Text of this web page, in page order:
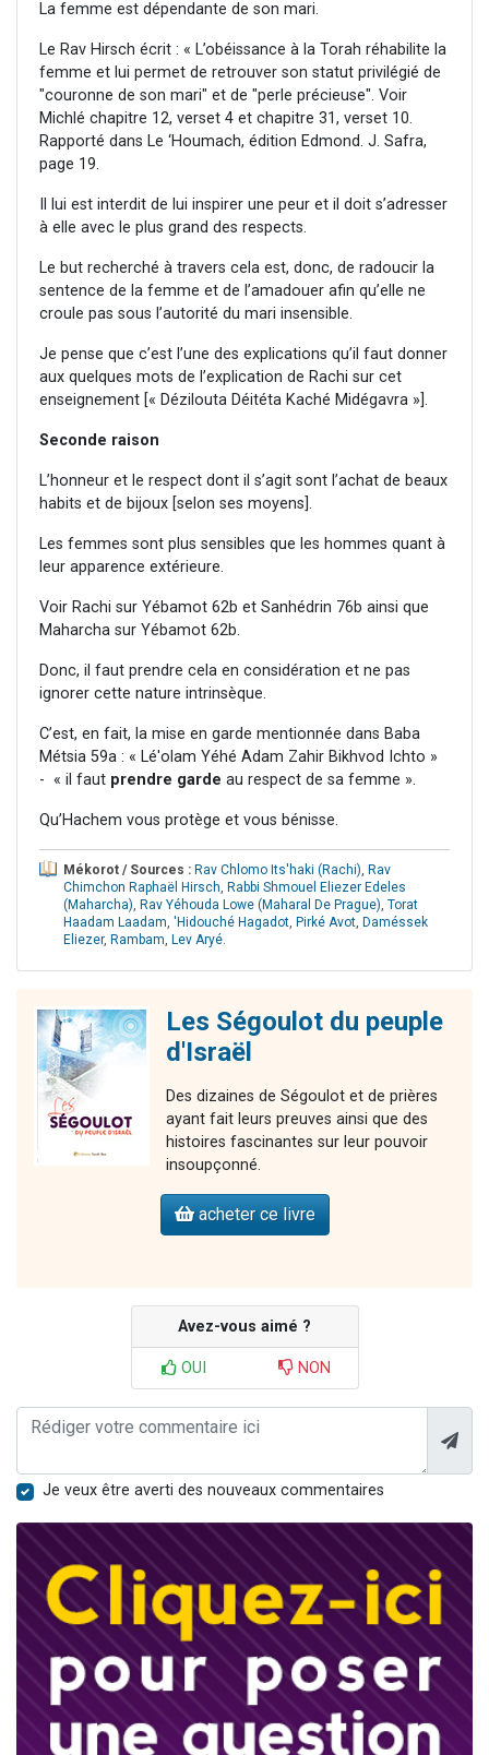
La femme est dépendante de son mari.
Le Rav Hirsch écrit : « L’obéissance à la Torah réhabilite la
femme et lui permet de retrouver son statut privilégié de
"couronne de son mari" et de "perle précieuse". Voir
Michlé chapitre 12, verset 4 et chapitre 31, verset 10.
Rapporté dans Le ‘Houmach, édition Edmond. J. Safra,
page 19.
Il lui est interdit de lui inspirer une peur et il doit s’adresser
à elle avec le plus grand des respects.
Le but recherché à travers cela est, donc, de radoucir la
sentence de la femme et de l’amadouer afin qu’elle ne
croule pas sous l’autorité du mari insensible.
Je pense que c’est l’une des explications qu’il faut donner
aux quelques mots de l’explication de Rachi sur cet
enseignement [« Dézilouta Déitéta Kaché Midégavra »].
Seconde raison
L’honneur et le respect dont il s’agit sont l’achat de beaux
habits et de bijoux [selon ses moyens].
Les femmes sont plus sensibles que les hommes quant à
leur apparence extérieure.
Voir Rachi sur Yébamot 62b et Sanhédrin 76b ainsi que
Maharcha sur Yébamot 62b.
Donc, il faut prendre cela en considération et ne pas
ignorer cette nature intrinsèque.
C’est, en fait, la mise en garde mentionnée dans Baba
Métsia 59a : « Lé'olam Yéhé Adam Zahir Bikhvod Ichto »
- « il faut prendre garde au respect de sa femme ».
Qu’Hachem vous protège et vous bénisse.
Mékorot / Sources : Rav Chlomo Its'haki (Rachi), Rav
Chimchon Raphaël Hirsch, Rabbi Shmouel Eliezer Edeles
(Maharcha), Rav Yéhouda Lowe (Maharal De Prague), Torat
Haadam Laadam, 'Hidouché Hagadot, Pirké Avot, Daméssek
Eliezer, Rambam, Lev Aryé.
Les Ségoulot du peuple
d'Israël
Des dizaines de Ségoulot et de prières
ayant fait leurs preuves ainsi que des
histoires fascinantes sur leur pouvoir
insoupçonné.
acheter ce livre
Avez-vous aimé ?
OUI NON
Je veux être averti des nouveaux commentaires